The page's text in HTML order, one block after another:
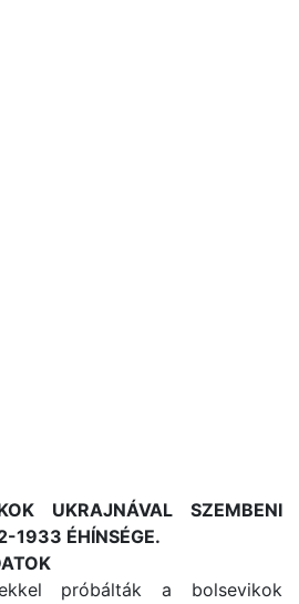
UKRAJNÁVAL SZEMBENI
1933 ÉHÍNSÉGE.
próbálták a bolsevikok